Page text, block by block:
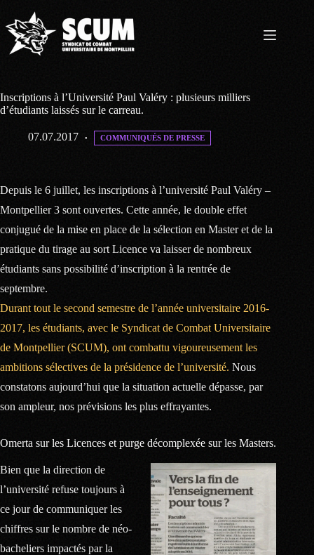
contenu
Inscriptions à l’Université Paul Valéry : plusieurs milliers
d’étudiants laissés sur le carreau.
07.07.2017 COMMUNIQUÉS DE PRESSE
Depuis le 6 juillet, les inscriptions à l’université Paul Valéry –
Montpellier 3 sont ouvertes. Cette année, le double effet
conjugué de la mise en place de la sélection en Master et de la
pratique du tirage au sort Licence va laisser de nombreux
étudiants sans possibilité d’inscription à la rentrée de
septembre.
Durant tout le second semestre de l’année universitaire 2016-
2017, les étudiants, avec le Syndicat de Combat Universitaire
de Montpellier (SCUM), ont combattu vigoureusement les
ambitions sélectives de la présidence de l’université. Nous
constatons aujourd’hui que la situation actuelle dépasse, par
son ampleur, nos prévisions les plus effrayantes.
Omerta sur les Licences et purge décomplexée sur les Masters.
Bien que la direction de
l’université refuse toujours à
ce jour de communiquer les
chiffres sur le nombre de néo-
bacheliers impactés par la